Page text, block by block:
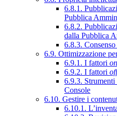
6.8.1.
Pubblica
6.8.2.
dalla Pubblica
6.8.3.
6.9. Ottimizzazione
6.9.1. I fattori
6.9.2. I fattori
6.9.3. Strumenti
Console
6.10. Gestire i
6.10.1.